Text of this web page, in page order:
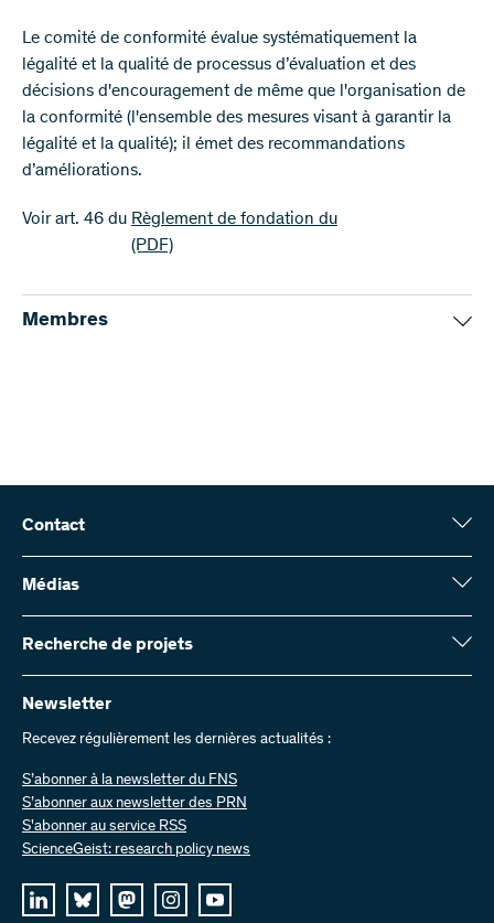
Le comité de conformité évalue systématiquement la
légalité et la qualité de processus d’évaluation et des
décisions d'encouragement de même que l'organisation de
la conformité (l'ensemble des mesures visant à garantir la
légalité et la qualité); il émet des recommandations
d’améliorations.
Voir art. 46 du Règlement de fondation du
(PDF)
Membres
Contact
Fonds national suisse (FNS)
Wildhainweg 3
Contactez-nous
Envoyer des factures
Travailler chez nous
Offres d’emploi
Médias
Service de presse
Rapport annuel
Recherche de projets
Vous trouverez ici des informations complètes sur les projets de
recherche et les subsides approuvés par le FNS :
Recherche de projets
Newsletter
Recevez régulièrement les dernières actualités :
S’abonner à la newsletter du FNS
S’abonner aux newsletter des PRN
S'abonner au service RSS
ScienceGeist: research policy news